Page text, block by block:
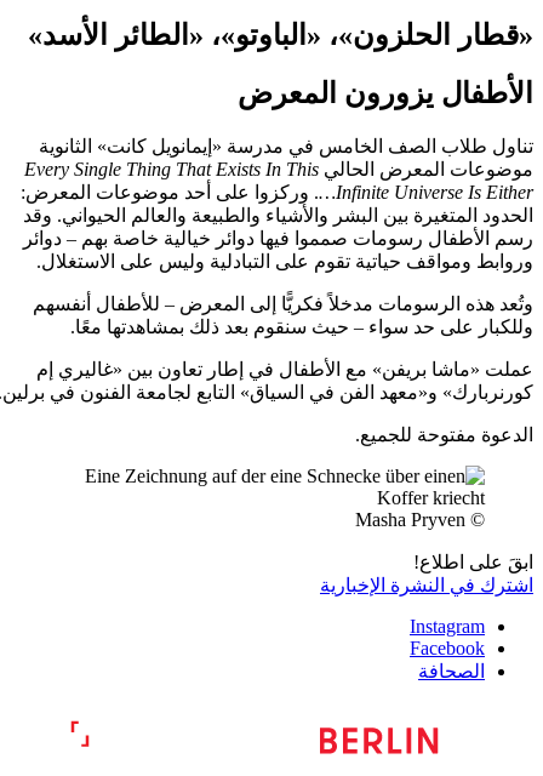
«قطار الحلزون»، «الباوتو»، «الطائر الأسد»
الأطفال يزورون المعرض
تناول طلاب الصف الخامس في مدرسة «إيمانويل كانت» الثانوية
موضوعات المعرض الحالي Every Single Thing That Exists In This
Infinite Universe Is Either…
. وركزوا على أحد موضوعات المعرض:
الحدود المتغيرة بين البشر والأشياء والطبيعة والعالم الحيواني. وقد
رسم الأطفال رسومات صمموا فيها دوائر خيالية خاصة بهم – دوائر
وروابط ومواقف حياتية تقوم على التبادلية وليس على الاستغلال.
وتُعد هذه الرسومات مدخلاً فكريًّا إلى المعرض – للأطفال أنفسهم
وللكبار على حد سواء – حيث سنقوم بعد ذلك بمشاهدتها معًا.
عملت «ماشا بريفن» مع الأطفال في إطار تعاون بين «غاليري إم
كورنربارك» و«معهد الفن في السياق» التابع لجامعة الفنون في برلين.
الدعوة مفتوحة للجميع.
© Masha Pryven
ابقَ على اطلاع!
اشترك في النشرة الإخبارية
Instagram
Facebook
الصحافة